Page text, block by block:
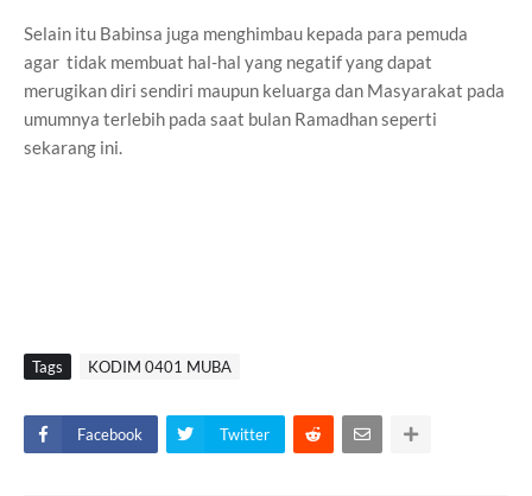
Selain itu Babinsa juga menghimbau kepada para pemuda
agar tidak membuat hal-hal yang negatif yang dapat
merugikan diri sendiri maupun keluarga dan Masyarakat pada
umumnya terlebih pada saat bulan Ramadhan seperti
sekarang ini.
Tags KODIM 0401 MUBA
Facebook Twitter